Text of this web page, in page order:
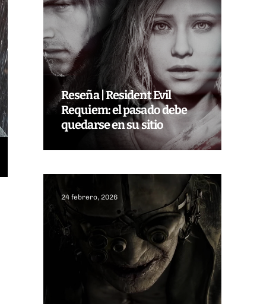
Reseña | Resident Evil
Requiem: el pasado debe
quedarse en su sitio
24 febrero, 2026